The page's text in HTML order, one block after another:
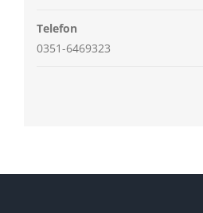
Telefon
0351-6469323